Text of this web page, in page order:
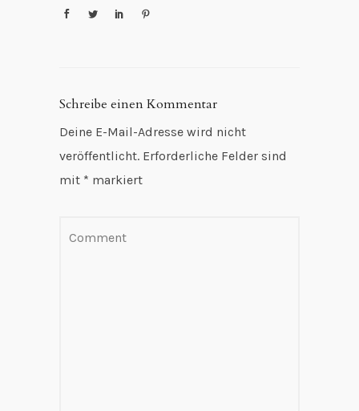
Schreibe einen Kommentar
Deine E-Mail-Adresse wird nicht
veröffentlicht. Erforderliche Felder sind
mit * markiert